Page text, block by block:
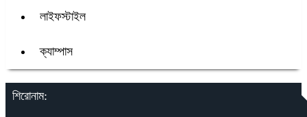
লাইফস্টাইল
ক্যাম্পাস
শিরোনাম: